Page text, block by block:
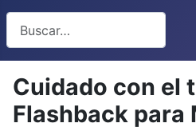
Cuidado con el
Flashback para